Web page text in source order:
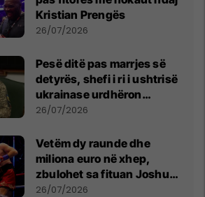
Kristian Prengës
26/07/2026
Pesë ditë pas marrjes së
detyrës, shefi i ri i ushtrisë
ukrainase urdhëron
kontroll të madh
26/07/2026
Vetëm dy raunde dhe
miliona euro në xhep,
zbulohet sa fituan Joshua
e Prenga
26/07/2026